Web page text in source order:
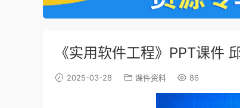
《实用软件工程》PPT课件
2025-03-28 课件资料 86